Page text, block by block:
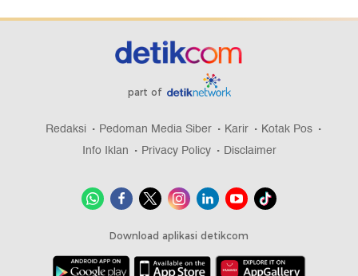
part of
Redaksi Pedoman Media Siber Karir
Kotak Pos
Info Iklan
Privacy Policy Disclaimer
Download aplikasi detikcom